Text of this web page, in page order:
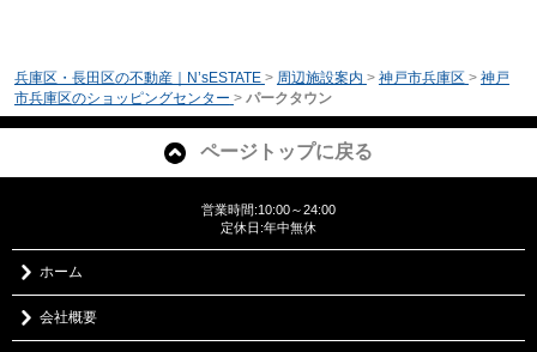
兵庫区・長田区の不動産｜N’sESTATE > 周辺施設案内 > 神戸市兵庫区 > 神戸
市兵庫区のショッピングセンター > パークタウン
ページトップに戻る
営業時間:10:00～24:00
定休日:年中無休
ホーム
会社概要